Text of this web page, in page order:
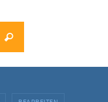
Suchen